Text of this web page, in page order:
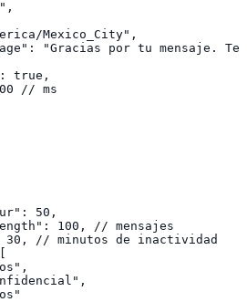
Mexico_City",
"Gracias por tu mensaje.
true,
// ms
50,
100, // mensajes
// minutos de inactividad